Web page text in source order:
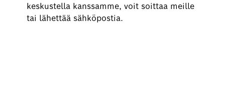
keskustella kanssamme, voit soittaa meille
tai lähettää sähköpostia.